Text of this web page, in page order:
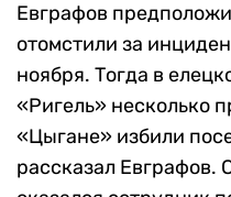
Евграфов
отомстили за
ноября. Тогда в
«Ригель» несколько
«Цыгане» избили
рассказал Евграфов.